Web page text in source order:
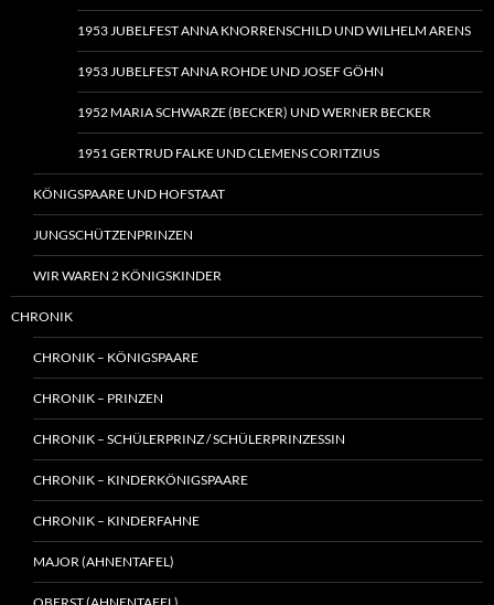
1953 JUBELFEST ANNA KNORRENSCHILD UND WILHELM ARENS
1953 JUBELFEST ANNA ROHDE UND JOSEF GÖHN
1952 MARIA SCHWARZE (BECKER) UND WERNER BECKER
1951 GERTRUD FALKE UND CLEMENS CORITZIUS
KÖNIGSPAARE UND HOFSTAAT
JUNGSCHÜTZENPRINZEN
WIR WAREN 2 KÖNIGSKINDER
CHRONIK
CHRONIK – KÖNIGSPAARE
CHRONIK – PRINZEN
CHRONIK – SCHÜLERPRINZ / SCHÜLERPRINZESSIN
CHRONIK – KINDERKÖNIGSPAARE
CHRONIK – KINDERFAHNE
MAJOR (AHNENTAFEL)